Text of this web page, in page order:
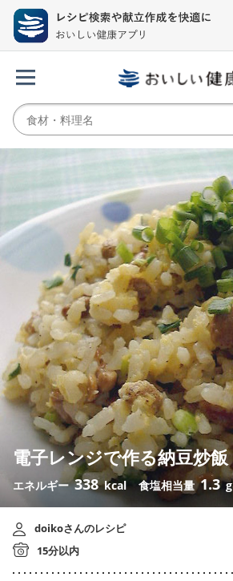
電子レンジで作る納豆炒飯
エネルギー338 kcal 食塩相当量1.3 g
doikoさんのレシピ
15分以内